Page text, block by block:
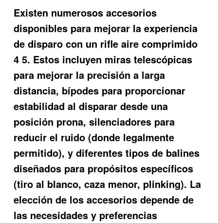
Existen numerosos accesorios
disponibles para mejorar la experiencia
de disparo con un rifle aire comprimido
4 5. Estos incluyen miras telescópicas
para mejorar la precisión a larga
distancia, bípodes para proporcionar
estabilidad al disparar desde una
posición prona, silenciadores para
reducir el ruido (donde legalmente
permitido), y diferentes tipos de balines
diseñados para propósitos específicos
(tiro al blanco, caza menor, plinking). La
elección de los accesorios depende de
las necesidades y preferencias